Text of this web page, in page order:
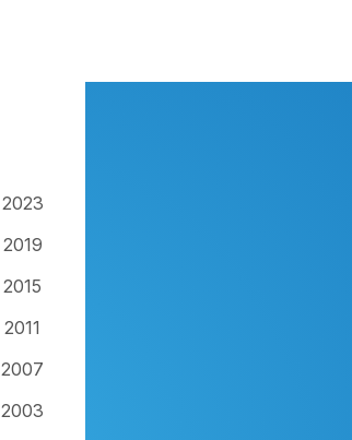
2023
2019
2015
2011
2007
2003